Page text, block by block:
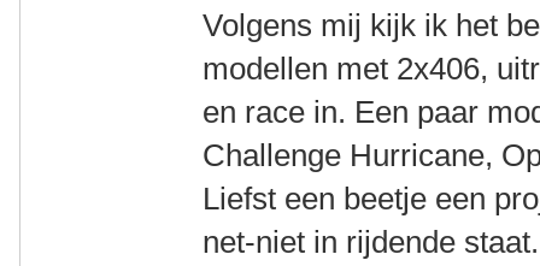
Volgens mij kijk ik het
modellen met 2x406,
en race in. Een paar
Challenge Hurricane,
Liefst een beetje een
net-niet in rijdende